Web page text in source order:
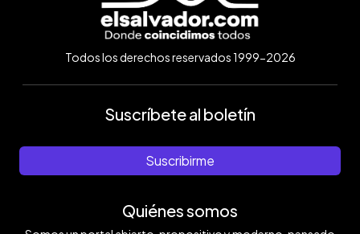
Todos los derechos reservados 1999-2026
Suscríbete al boletín
Suscribirme
Quiénes somos